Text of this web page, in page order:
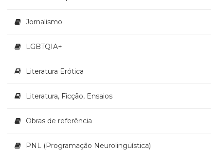
Jornalismo
LGBTQIA+
Literatura Erótica
Literatura, Ficção, Ensaios
Obras de referência
PNL (Programação Neurolingüística)